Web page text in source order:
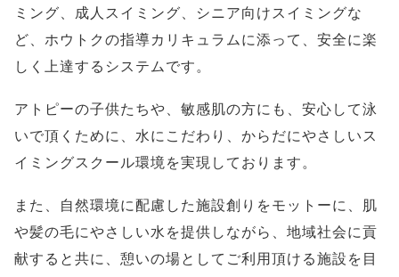
ミング、成人スイミング、シニア向けスイミングな
ど、ホウトクの指導カリキュラムに添って、安全に楽
しく上達するシステムです。
アトピーの子供たちや、敏感肌の方にも、安心して泳
いで頂くために、水にこだわり、からだにやさしいス
イミングスクール環境を実現しております。
また、自然環境に配慮した施設創りをモットーに、肌
や髪の毛にやさしい水を提供しながら、地域社会に貢
献すると共に、憩いの場としてご利用頂ける施設を目